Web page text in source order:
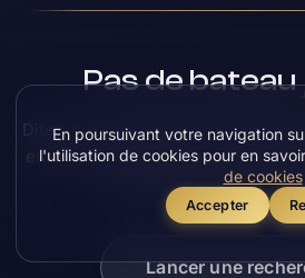
En poursuivant votre navigation
l'utilisation de cookies pour en
de cookies
Accepter
Pas de bateau
Dites-nous ce que vous voulez. En
en direct du chantier ou sur
voie la plus avantageuse
Lancer une